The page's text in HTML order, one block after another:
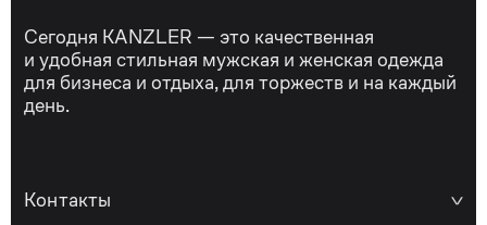
Сегодня KANZLER — это качественная
и удобная стильная мужская и женская одежда
для бизнеса и отдыха, для торжеств и на каждый
день.
Контакты